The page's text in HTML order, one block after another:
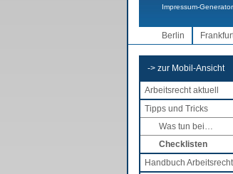
Impressum-Generator
Berlin
-> zur Mobil-Ansicht
Arbeitsrecht aktuell
Tipps und Tricks
Was tun bei…
Checklisten
Handbuch Arbeitsrecht